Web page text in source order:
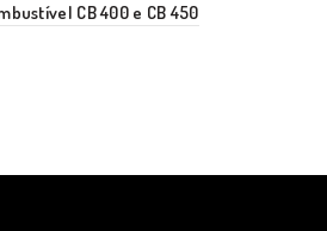
CB 400 e CB 450